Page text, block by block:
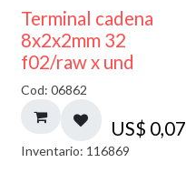
Terminal cadena
8x2x2mm 32
f02/raw x und
Cod: 06862
US$ 0,07
Inventario: 116869